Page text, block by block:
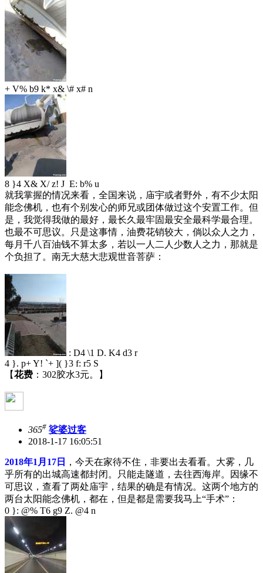
+ V% b9 k* x& \# x# n
8 }4 X& X/ z! J E: b% u
就我掌握的情况来看，全国来说，庙宇或者野外，有不少太阳
能念佛机，也有个别发心的师兄或团体做过这个安置工作。但
是，我觉得我做的最好，最长久最牢固最安全最科学最合理。
也最不可思议。只是这事情，油费花销较大，倘以众人之力，
每月千八百油钱不算太多，若以一人二人少数人之力，那就是
个负担了。南无大慈大悲观世音菩萨：
: D4 \1 D. K4 d3 r
4 }. p+ Y! `+ ]( }3 f: r5 S
【花费 ：302胶水3元。】
365# 娑婆过客
2018-1-17 16:05:51
2018年1月17日
，今天在家待不住，非要出去看看。大雾，几
乎所有的出城高速都封闭。只能走隧道，去往西海岸。因缘不
可思议，查看了两处庙宇，结果的确是有情况。这两个地方的
两台太阳能念佛机，都在，但是都是需要我马上“手术”：
0 }: @% T6 g9 Z. @4 n